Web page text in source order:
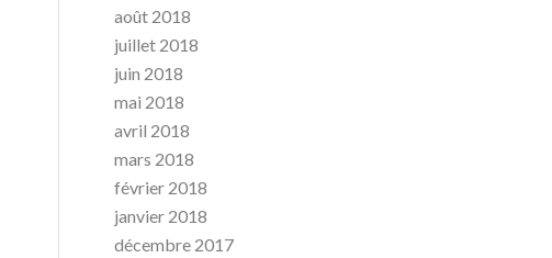
août 2018
juillet 2018
juin 2018
mai 2018
avril 2018
mars 2018
février 2018
janvier 2018
décembre 2017